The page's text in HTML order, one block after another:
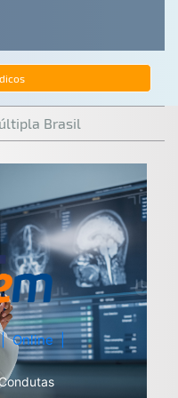
Brasil
| Online |